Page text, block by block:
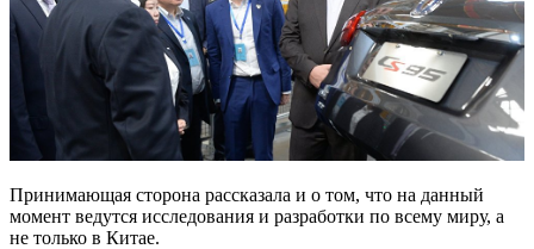
Принимающая сторона рассказала и о том, что на данный
момент ведутся исследования и разработки по всему миру, а
не только в Китае.